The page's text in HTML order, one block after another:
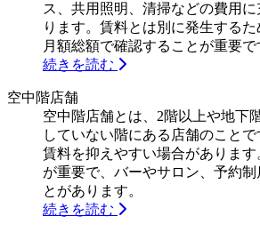
ス、共用照明、清掃などの費用
ります。賃料とは別に発生する
月額総額で確認することが重要で
続きを読む
空中階店舗
空中階店舗とは、2階以上や地下
していない階にある店舗のこと
賃料を抑えやすい場合があります
が重要で、バーやサロン、予約制
とがあります。
続きを読む